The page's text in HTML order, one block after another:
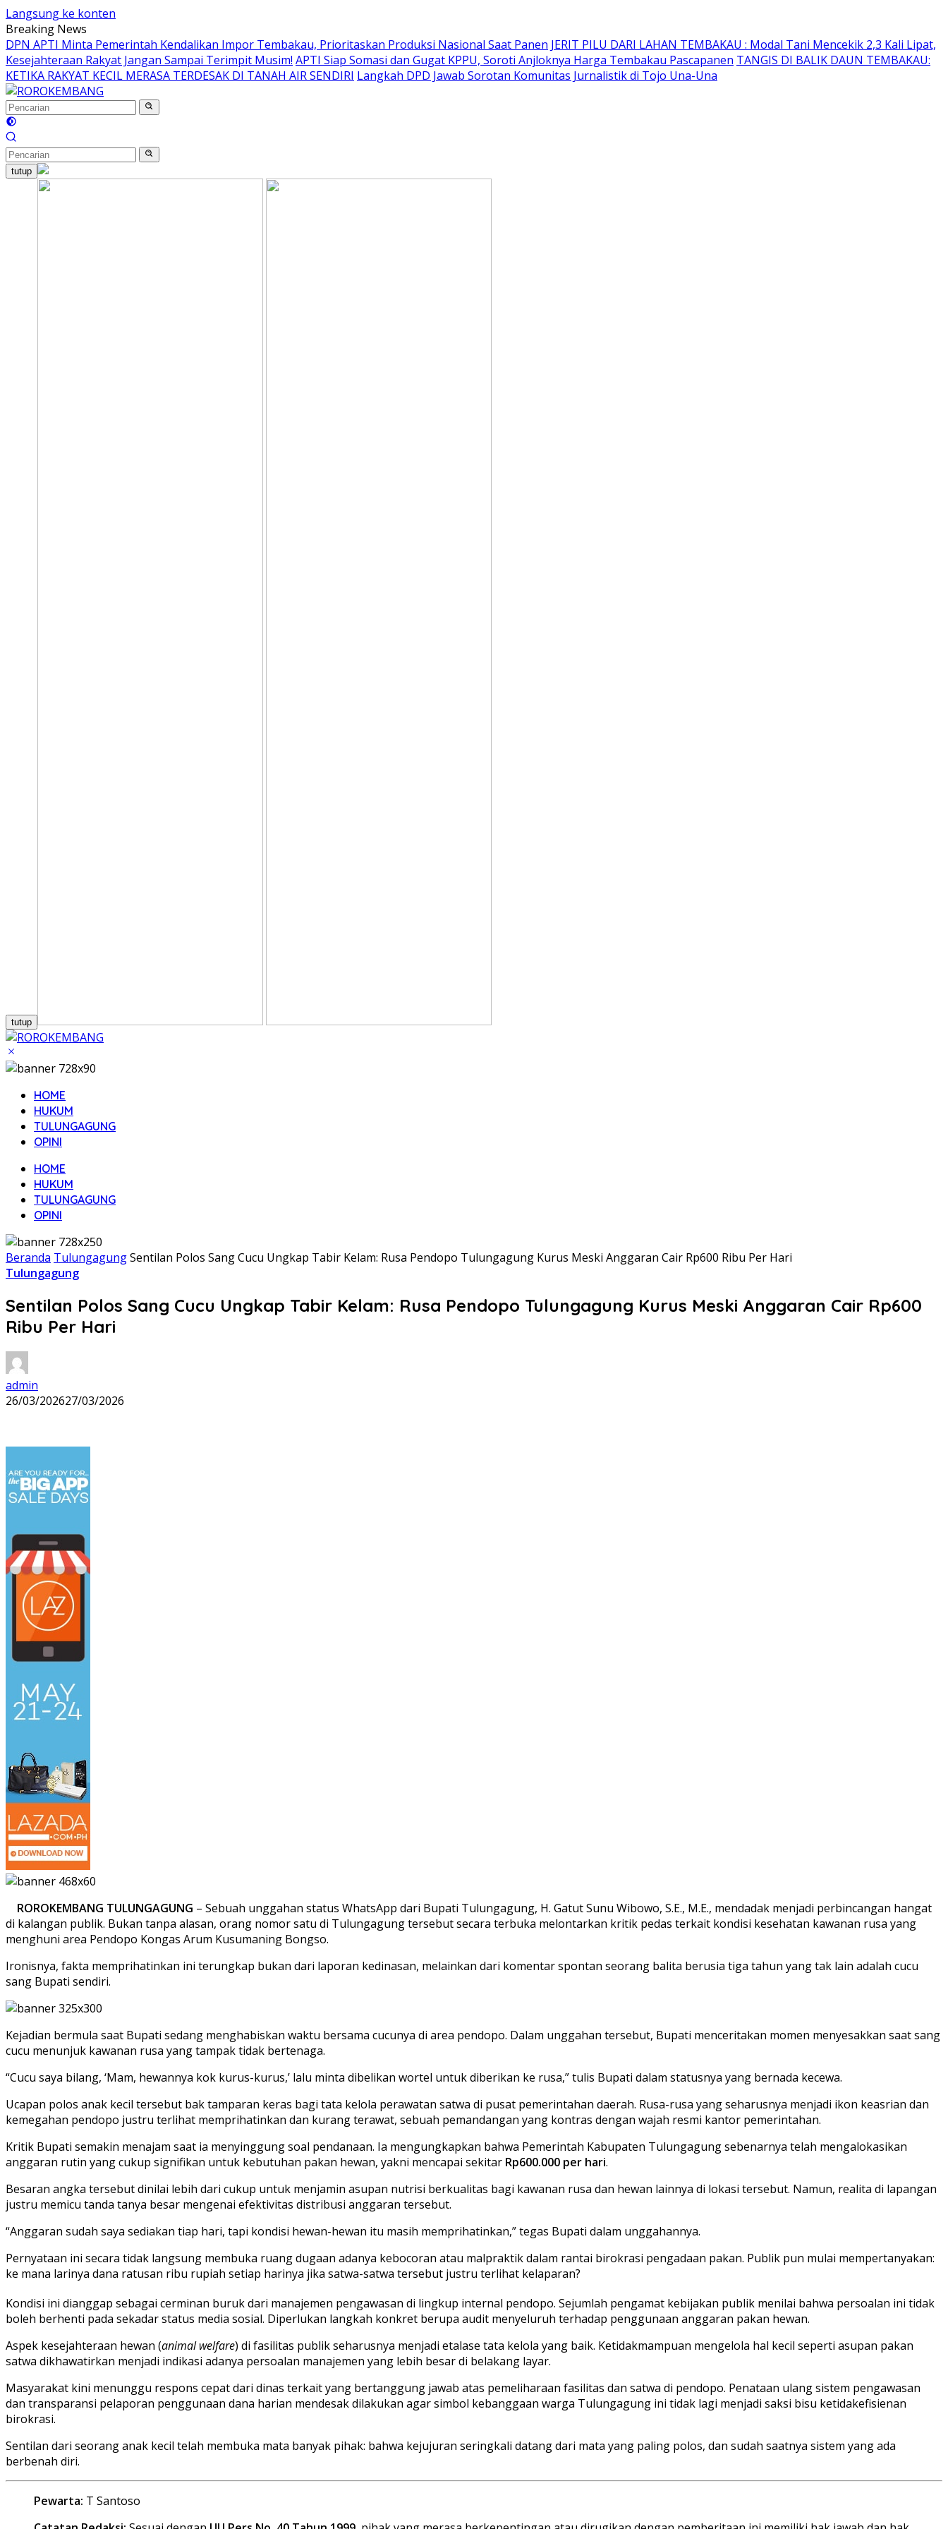
Langsung ke konten
Breaking News
DPN APTI Minta Pemerintah Kendalikan Impor Tembakau, Prioritaskan Produksi Nasional Saat Panen JERIT PILU DARI LAHAN TEMBAKAU ​: Modal Tani Mencekik 2,3 Kali Lipat,
Kesejahteraan Rakyat Jangan Sampai Terimpit Musim! APTI Siap Somasi dan Gugat KPPU, Soroti Anjloknya Harga Tembakau Pascapanen TANGIS DI BALIK DAUN TEMBAKAU:
KETIKA RAKYAT KECIL MERASA TERDESAK DI TANAH AIR SENDIRI Langkah DPD Jawab Sorotan Komunitas Jurnalistik di Tojo Una-Una
tutup
tutup
HOME
HUKUM
TULUNGAGUNG
OPINI
HOME
HUKUM
TULUNGAGUNG
OPINI
Beranda TulungagungSentilan Polos Sang Cucu Ungkap Tabir Kelam: Rusa Pendopo Tulungagung Kurus Meski Anggaran Cair Rp600 Ribu Per Hari
Tulungagung
Sentilan Polos Sang Cucu Ungkap Tabir Kelam: Rusa Pendopo Tulungagung Kurus Meski Anggaran Cair Rp600
Ribu Per Hari
admin
26/03/202627/03/2026
ROROKEMBANG TULUNGAGUNG – Sebuah unggahan status WhatsApp dari Bupati Tulungagung, H. Gatut Sunu Wibowo, S.E., M.E., mendadak menjadi perbincangan hangat
di kalangan publik. Bukan tanpa alasan, orang nomor satu di Tulungagung tersebut secara terbuka melontarkan kritik pedas terkait kondisi kesehatan kawanan rusa yang
menghuni area Pendopo Kongas Arum Kusumaning Bongso.
Ironisnya, fakta memprihatinkan ini terungkap bukan dari laporan kedinasan, melainkan dari komentar spontan seorang balita berusia tiga tahun yang tak lain adalah cucu
sang Bupati sendiri.
Kejadian bermula saat Bupati sedang menghabiskan waktu bersama cucunya di area pendopo. Dalam unggahan tersebut, Bupati menceritakan momen menyesakkan saat sang
cucu menunjuk kawanan rusa yang tampak tidak bertenaga.
“Cucu saya bilang, ‘Mam, hewannya kok kurus-kurus,’ lalu minta dibelikan wortel untuk diberikan ke rusa,” tulis Bupati dalam statusnya yang bernada kecewa.
Ucapan polos anak kecil tersebut bak tamparan keras bagi tata kelola perawatan satwa di pusat pemerintahan daerah. Rusa-rusa yang seharusnya menjadi ikon keasrian dan
kemegahan pendopo justru terlihat memprihatinkan dan kurang terawat, sebuah pemandangan yang kontras dengan wajah resmi kantor pemerintahan.
Kritik Bupati semakin menajam saat ia menyinggung soal pendanaan. Ia mengungkapkan bahwa Pemerintah Kabupaten Tulungagung sebenarnya telah mengalokasikan
anggaran rutin yang cukup signifikan untuk kebutuhan pakan hewan, yakni mencapai sekitar Rp600.000 per hari.
Besaran angka tersebut dinilai lebih dari cukup untuk menjamin asupan nutrisi berkualitas bagi kawanan rusa dan hewan lainnya di lokasi tersebut. Namun, realita di lapangan
justru memicu tanda tanya besar mengenai efektivitas distribusi anggaran tersebut.
“Anggaran sudah saya sediakan tiap hari, tapi kondisi hewan-hewan itu masih memprihatinkan,” tegas Bupati dalam unggahannya.
Pernyataan ini secara tidak langsung membuka ruang dugaan adanya kebocoran atau malpraktik dalam rantai birokrasi pengadaan pakan. Publik pun mulai mempertanyakan:
ke mana larinya dana ratusan ribu rupiah setiap harinya jika satwa-satwa tersebut justru terlihat kelaparan?
Kondisi ini dianggap sebagai cerminan buruk dari manajemen pengawasan di lingkup internal pendopo. Sejumlah pengamat kebijakan publik menilai bahwa persoalan ini tidak
boleh berhenti pada sekadar status media sosial. Diperlukan langkah konkret berupa audit menyeluruh terhadap penggunaan anggaran pakan hewan.
Aspek kesejahteraan hewan (animal welfare) di fasilitas publik seharusnya menjadi etalase tata kelola yang baik. Ketidakmampuan mengelola hal kecil seperti asupan pakan
satwa dikhawatirkan menjadi indikasi adanya persoalan manajemen yang lebih besar di belakang layar.
Masyarakat kini menunggu respons cepat dari dinas terkait yang bertanggung jawab atas pemeliharaan fasilitas dan satwa di pendopo. Penataan ulang sistem pengawasan
dan transparansi pelaporan penggunaan dana harian mendesak dilakukan agar simbol kebanggaan warga Tulungagung ini tidak lagi menjadi saksi bisu ketidakefisienan
birokrasi.
Sentilan dari seorang anak kecil telah membuka mata banyak pihak: bahwa kejujuran seringkali datang dari mata yang paling polos, dan sudah saatnya sistem yang ada
berbenah diri.
Pewarta: T Santoso